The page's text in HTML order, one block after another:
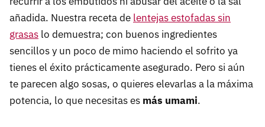
añadida. Nuestra receta de lentejas estofadas sin
grasas lo demuestra; con buenos ingredientes
sencillos y un poco de mimo haciendo el sofrito ya
tienes el éxito prácticamente asegurado. Pero si aún
te parecen algo sosas, o quieres elevarlas a la máxima
potencia, lo que necesitas es más umami.